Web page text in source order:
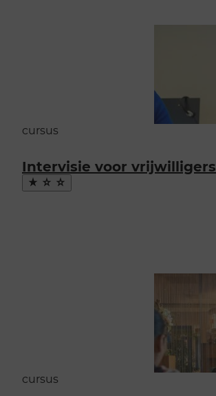
cursus
Intervisie voor vrijwilligers
Maak
favoriet
cursus